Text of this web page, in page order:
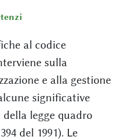
al codice
sulla
e alla gestione
significative
legge quadro
del 1991). Le